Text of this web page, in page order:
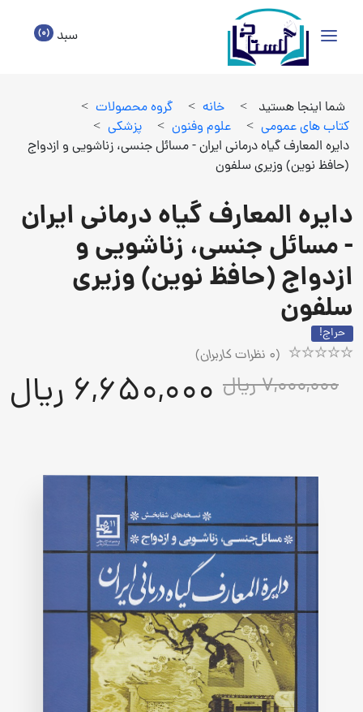
سبد (0)
شما اینجا هستید > خانه > گروه محصولات >
كتاب هاي عمومي > علوم وفنون > پزشكي >
دایره المعارف گیاه درمانی ایران - مسائل جنسی، زناشویی و ازدواج
(حافظ نوین) وزیری سلفون
دایره المعارف گیاه درمانی ایران
- مسائل جنسی، زناشویی و
ازدواج (حافظ نوین) وزیری
سلفون
حراج!
5.00
(
0 نظرات کاربران)
7,000,000 ریال 6,650,000 ریال